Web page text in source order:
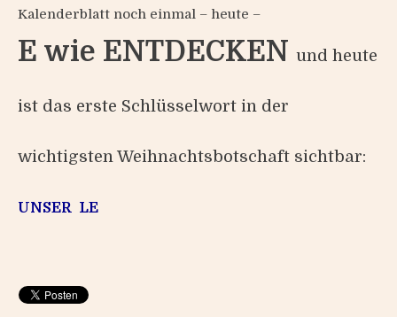
Kalenderblatt noch einmal – heute –
E wie ENTDECKEN und heute
ist das erste Schlüsselwort in der
wichtigsten Weihnachtsbotschaft sichtbar:
UNSER LE